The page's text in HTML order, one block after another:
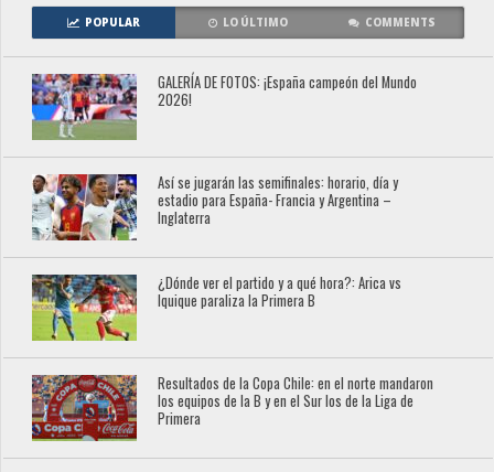
POPULAR LO ÚLTIMO COMMENTS
GALERÍA DE FOTOS: ¡España campeón del Mundo
2026!
Así se jugarán las semifinales: horario, día y
estadio para España- Francia y Argentina –
Inglaterra
¿Dónde ver el partido y a qué hora?: Arica vs
Iquique paraliza la Primera B
Resultados de la Copa Chile: en el norte mandaron
los equipos de la B y en el Sur los de la Liga de
Primera